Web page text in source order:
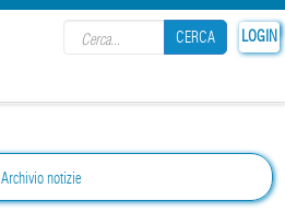
LOGIN
CERCA
CERCA
Archivio notizie